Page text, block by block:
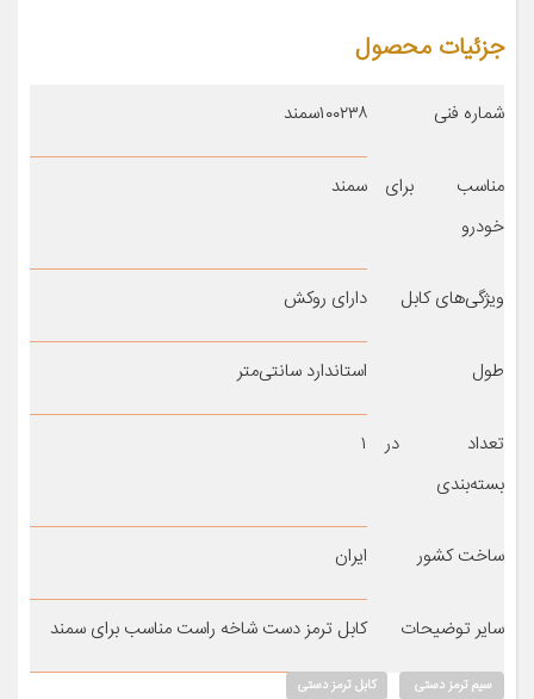
جزئیات محصول
شماره فنی ۱۰۰۲۳۸سمند
مناسب برای
خودرو
سمند
ویژگی‌های کابل دارای روکش
طول استاندارد سانتی‌متر
تعداد در
بسته‌بندی
۱
ساخت کشور ایران
سایر توضیحات کابل ترمز دست شاخه راست مناسب برای سمند
سیم ترمز دستی کابل ترمز دستی